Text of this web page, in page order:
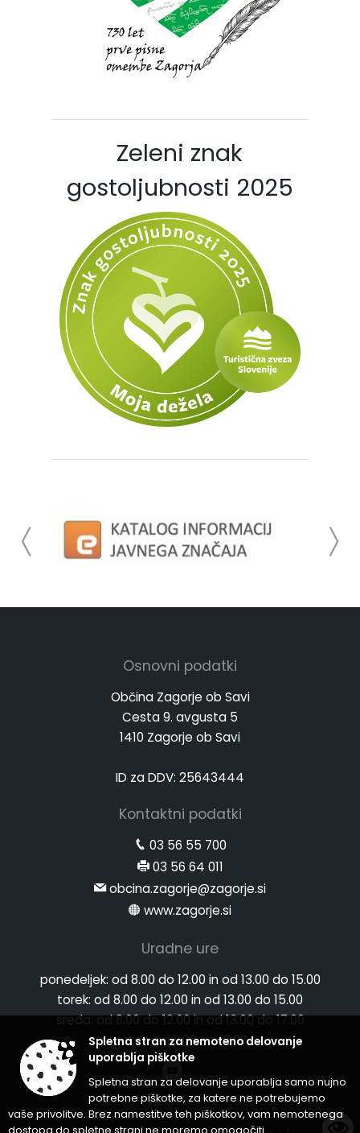
Zeleni znak
gostoljubnosti 2025
Osnovni podatki
Občina Zagorje ob Savi
Cesta 9. avgusta 5
1410 Zagorje ob Savi
ID za DDV: 25643444
Kontaktni podatki
03 56 55 700
03 56 64 011
obcina.zagorje@zagorje.si
www.zagorje.si
Uradne ure
ponedeljek: od 8.00 do 12.00 in od 13.00 do 15.00
torek: od 8.00 do 12.00 in od 13.00 do 15.00
sreda:od 8.00 do 12.00 in od 13.00 do 17.00
petek:od 8.00 do 12.00
Splošni pogoji spletne strani
|
Spletna stran za nemoteno delovanje
uporablja piškotke
Spletna stran za delovanje uporablja samo nujno
potrebne piškotke, za katere ne potrebujemo
vaše privolitve. Brez namestitve teh piškotkov, vam nemotenega